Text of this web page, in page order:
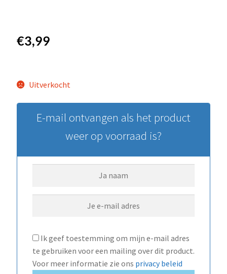
€3,99
Uitverkocht
E-mail ontvangen als het product
weer op voorraad is?
Ik geef toestemming om mijn e-mail adres
te gebruiken voor een mailing over dit product.
Voor meer informatie zie ons privacy beleid